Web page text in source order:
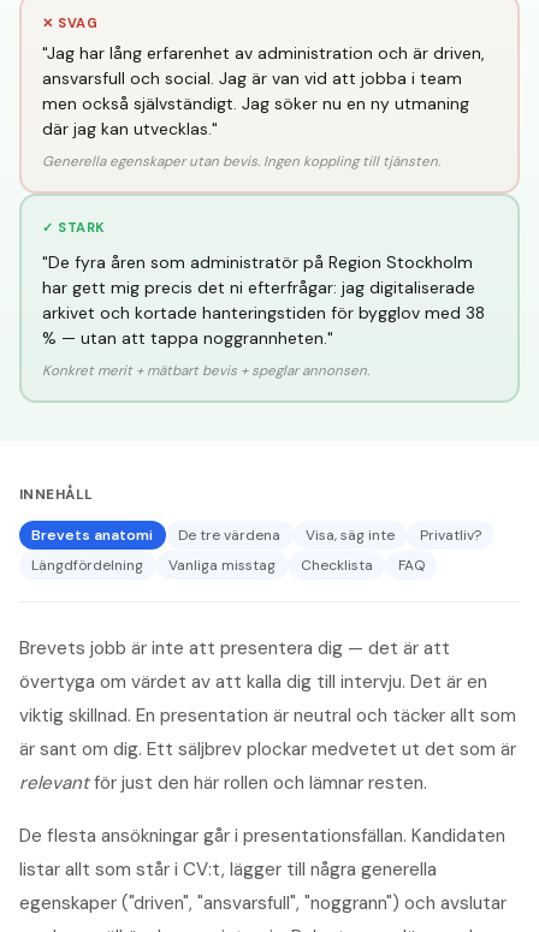
✕ SVAG
"Jag har lång erfarenhet av administration och är driven,
ansvarsfull och social. Jag är van vid att jobba i team
men också självständigt. Jag söker nu en ny utmaning
där jag kan utvecklas."
Generella egenskaper utan bevis. Ingen koppling till tjänsten.
✓ STARK
"De fyra åren som administratör på Region Stockholm
har gett mig precis det ni efterfrågar: jag digitaliserade
arkivet och kortade hanteringstiden för bygglov med 38
% — utan att tappa noggrannheten."
Konkret merit + mätbart bevis + speglar annonsen.
INNEHÅLL
Brevets anatomi De tre värdena Visa, säg inte
Privatliv?
Längdfördelning
Vanliga misstag Checklista FAQ
Brevets jobb är inte att presentera dig — det är att
övertyga om värdet av att kalla dig till intervju. Det är en
viktig skillnad. En presentation är neutral och täcker allt som
är sant om dig. Ett säljbrev plockar medvetet ut det som är
relevantför just den här rollen och lämnar resten.
De flesta ansökningar går i presentationsfällan. Kandidaten
listar allt som står i CV:t, lägger till några generella
egenskaper ("driven", "ansvarsfull", "noggrann") och avslutar